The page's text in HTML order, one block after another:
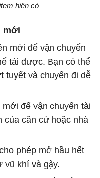
hiện có
mới
mới để vận chuyển
tải được. Bạn có thể
tuyết và chuyển đi dễ
để vận chuyển tài
của căn cứ hoặc nhà
phép mở hầu hết
vũ khí và gậy.